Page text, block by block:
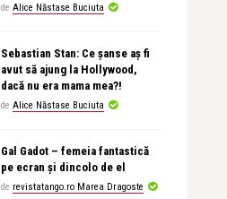
de Alice Năstase Buciuta
Sebastian Stan: Ce șanse aș fi
avut să ajung la Hollywood,
dacă nu era mama mea?!
de Alice Năstase Buciuta
Gal Gadot – femeia fantastică
pe ecran și dincolo de el
de revistatango.ro Marea Dragoste